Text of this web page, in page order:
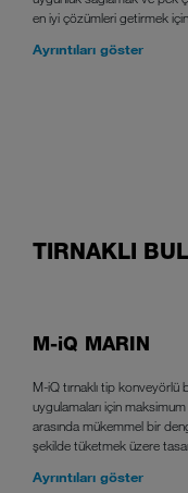
en iyi çözümleri getirmek için
Ayrıntıları göster
TIRNAKLI
M-iQ MARIN
M-iQ tırnaklı tip konveyörlü
uygulamaları için
arasında mükemmel bir
şekilde tüketmek üzere
Ayrıntıları göster